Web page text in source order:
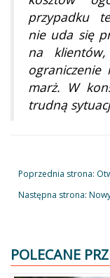
przypadku
nie uda się
na
marż. W
trudną
Poprzednia strona:
Następna strona:
POLECANE